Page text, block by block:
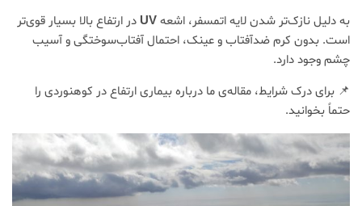
به دلیل نازک‌تر شدن لایه اتمسفر، اشعهUV در ارتفاع بالا بسیار قوی‌تر
است. بدون کرم ضدآفتاب و عینک، احتمال آفتاب‌سوختگی و آسیب
چشم وجود دارد.
📌 برای درک شرایط، مقاله‌ی ما دربارهبیماری ارتفاع در کوهنوردی را
حتماً بخوانید.